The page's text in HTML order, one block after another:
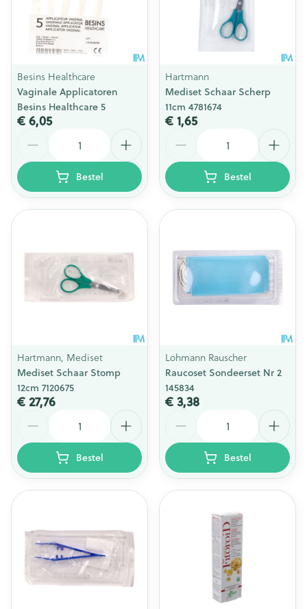
Besins Healthcare
Vaginale Applicatoren
Besins Healthcare 5
€ 6,05
Bestel
Hartmann
Mediset Schaar Scherp
11cm 4781674
€ 1,65
Bestel
Hartmann, Mediset
Mediset Schaar Stomp
12cm 7120675
€ 27,76
Bestel
Lohmann Rauscher
Raucoset Sondeerset Nr 2
145834
€ 3,38
Bestel